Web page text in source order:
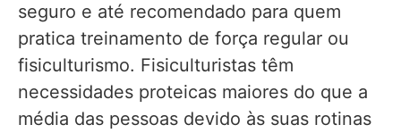
seguro e até recomendado para quem
pratica treinamento de força regular ou
fisiculturismo. Fisiculturistas têm
necessidades proteicas maiores do que a
média das pessoas devido às suas rotinas